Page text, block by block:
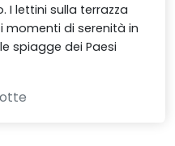
I lettini sulla terrazza
momenti di serenità in
spiagge dei Paesi